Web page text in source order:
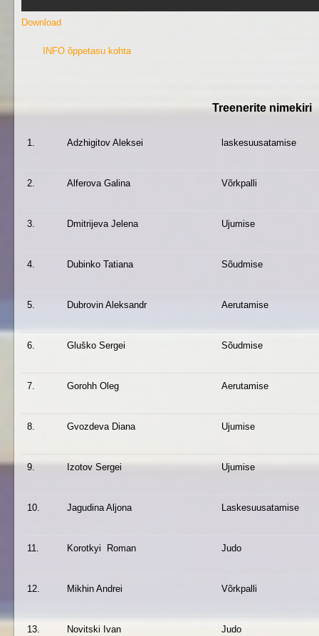
Download
INFO õppetasu kohta
Treenerite nimekiri
1. Adzhigitov Aleksei laskesuusatamise
2. Alferova Galina Võrkpalli
3. Dmitrijeva Jelena Ujumise
4. Dubinko Tatiana Sõudmise
5. Dubrovin Aleksandr Aerutamise
6. Gluško Sergei Sõudmise
7. Gorohh Oleg Aerutamise
8. Gvozdeva Diana Ujumise
9. Izotov Sergei Ujumise
10. Jagudina Aljona Laskesuusatamise
11. Korotkyi Roman Judo
12. Mikhin Andrei Võrkpalli
13. Novitski Ivan Judo